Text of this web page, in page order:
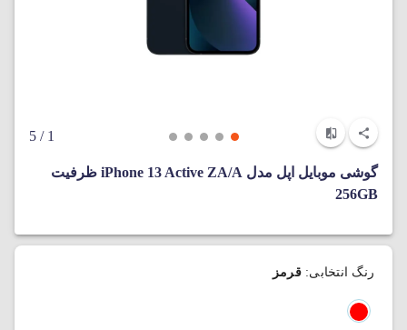
1
/ 5
گوشی موبایل اپل مدل iPhone 13 Active ZA/A ظرفیت
256GB
رنگ انتخابی:قرمز